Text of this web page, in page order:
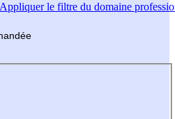
Appliquerle filtre du domaine